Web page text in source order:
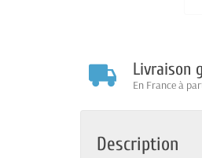
Livraison
En France à
Description